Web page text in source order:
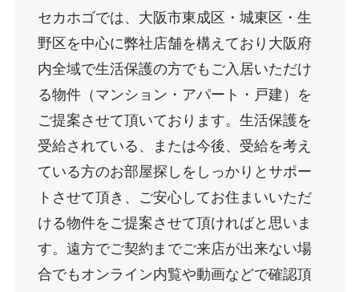
セカホゴでは、大阪市東成区・城東区・生
野区を中心に弊社店舗を構えており大阪府
内全域で生活保護の方でもご入居いただけ
る物件（マンション・アパート・戸建）を
ご提案させて頂いております。生活保護を
受給されている、または今後、受給を考え
ている方のお部屋探しをしっかりとサポー
トさせて頂き、ご安心してお住まいいただ
ける物件をご提案させて頂ければと思いま
す。遠方でご契約までご来店が出来ない場
合でもオンライン内覧や動画などで確認頂